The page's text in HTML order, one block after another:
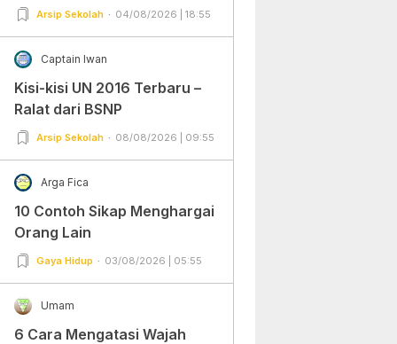
Arsip Sekolah 04/08/2026 | 18:55
Captain Iwan
Kisi-kisi UN 2016 Terbaru –
Ralat dari BSNP
Arsip Sekolah 08/08/2026 | 09:55
Arga Fica
10 Contoh Sikap Menghargai
Orang Lain
Gaya Hidup 03/08/2026 | 05:55
Umam
6 Cara Mengatasi Wajah